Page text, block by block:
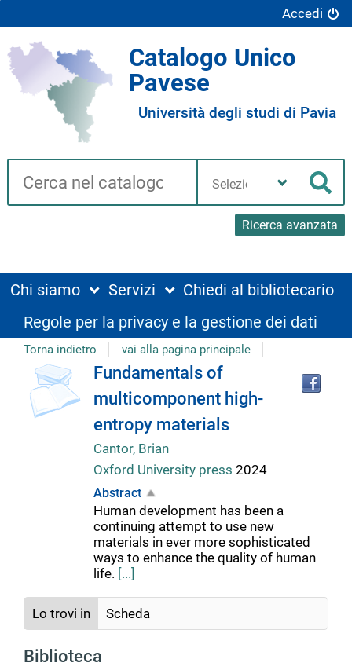
Accedi
Catalogo Unico
Pavese
Università degli studi di Pavia
Cerca su "Catalogo"
Ricerca avanzata
biblioteca
Chi siamo Servizi
Chiedi al bibliotecario
Regole per la privacy e la gestione dei dati
Torna indietro vai alla pagina principale
Dettaglio
del
documento
Fundamentals of
multicomponent high-
entropy materials
Cantor, Brian
Oxford University press 2024
Abstract
Human development has been a
continuing attempt to use new
materials in ever more sophisticated
ways to enhance the quality of human
life. [...]
Lo trovi in Scheda
Biblioteca